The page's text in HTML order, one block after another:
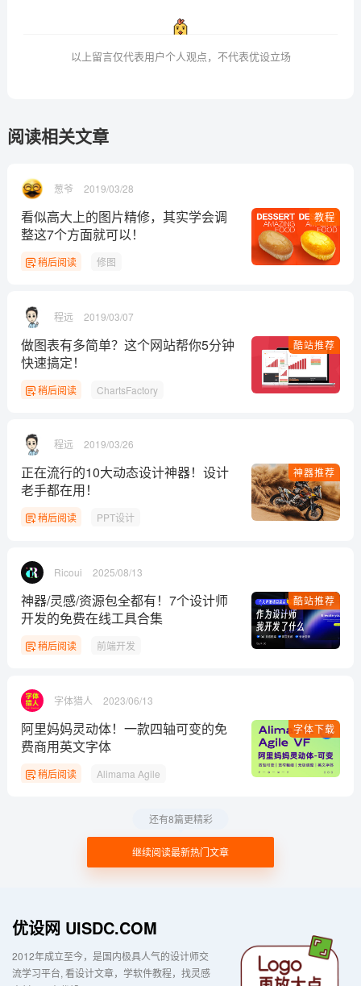
以上留言仅代表用户个人观点，不代表优设立场
阅读相关文章
葱爷 2019/03/28
教程
看似高大上的图片精修，其实学会调
整这7个方面就可以！
稍后阅读 修图
程远 2019/03/07
酷站推荐
做图表有多简单？这个网站帮你5分钟
快速搞定！
稍后阅读 ChartsFactory
程远 2019/03/26
神器推荐
正在流行的10大动态设计神器！设计
老手都在用！
稍后阅读 PPT设计
Ricoui 2025/08/13
酷站推荐
神器/灵感/资源包全都有！7个设计师
开发的免费在线工具合集
稍后阅读 前端开发
字体猎人 2023/06/13
字体下载
阿里妈妈灵动体！一款四轴可变的免
费商用英文字体
稍后阅读 Alimama Agile
继续阅读最新热门文章
还有8篇更精彩
优设网 UISDC.COM
2012年成立至今，是国内极具人气的设计师交
流学习平台 看设计文章，学软件教程，找灵感